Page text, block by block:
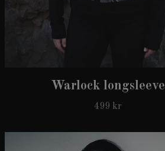
Warlock longsleeve
499 kr